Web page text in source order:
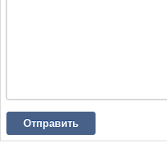
Отправить